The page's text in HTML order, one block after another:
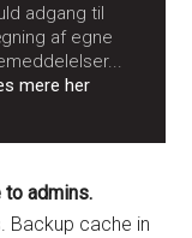
adgang til
af egne
mere her
admins.
Backup cache in